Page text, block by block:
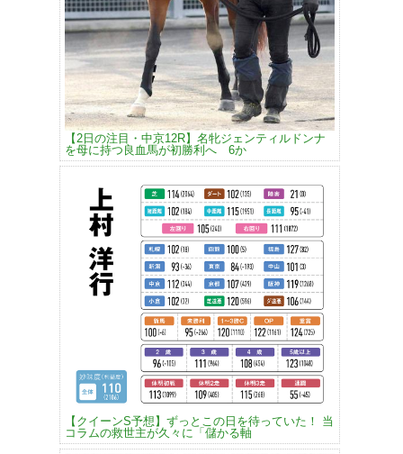
【2日の注目・中京12R】名牝ジェンティルドンナ
を母に持つ良血馬が初勝利へ 6か
【クイーンS予想】ずっとこの日を待っていた！ 当
コラムの救世主が久々に「儲かる軸